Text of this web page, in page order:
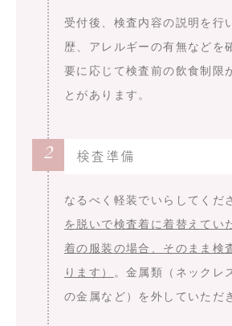
受付後、検査内容の説明を行
歴、アレルギーの有無などを
要に応じて検査前の飲食制限
とがあります。
2 検査準備
なるべく軽装でいらしてくだ
を脱いで検査着に着替えてい
着の服装の場合、そのまま検
ります）
。金属類（ネックレ
の金属など）を外していただ